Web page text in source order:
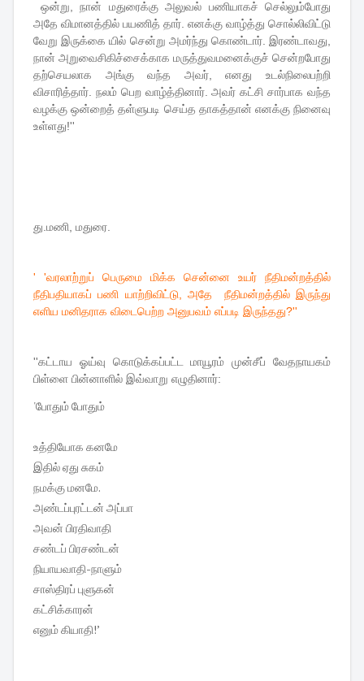
ஒன்று, நான் மதுரைக்கு அலுவல் பணியாகச் செல்லும்போது
அதே விமானத்தில் பயணித் தார். எனக்கு வாழ்த்து சொல்லிவிட்டு
வேறு இருக்கை யில் சென்று அமர்ந்து கொண்டார். இரண்டாவது,
நான் அறுவைசிகிச்சைக்காக மருத்துவமனைக்குச் சென்றபோது
தற்செயலாக அங்கு வந்த அவர், எனது உடல்நிலைபற்றி
விசாரித்தார். நலம் பெற வாழ்த்தினார். அவர் கட்சி சார்பாக வந்த
வழக்கு ஒன்றைத் தள்ளுபடி செய்த தாகத்தான் எனக்கு நினைவு
உள்ளது!''
து.மணி, மதுரை.
' 'வரலாற்றுப் பெருமை மிக்க சென்னை உயர் நீதிமன்றத்தில்
நீதிபதியாகப் பணி யாற்றிவிட்டு, அதே நீதிமன்றத்தில் இருந்து
எளிய மனிதராக விடைபெற்ற அனுபவம் எப்படி இருந்தது?''
''கட்டாய ஓய்வு கொடுக்கப்பட்ட மாயூரம் முன்சீப் வேதநாயகம்
பிள்ளை பின்னாளில் இவ்வாறு எழுதினார்:
'போதும் போதும்
உத்தியோக கனமே
இதில் ஏது சுகம்
நமக்கு மனமே.
அண்டப்புரட்டன் அப்பா
அவன் பிரதிவாதி
சண்டப் பிரசண்டன்
நியாயவாதி-நாளும்
சாஸ்திரப் புளுகன்
கட்சிக்காரன்
எனும் கியாதி!’